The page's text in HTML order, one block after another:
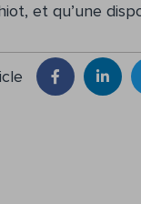
et qu’une